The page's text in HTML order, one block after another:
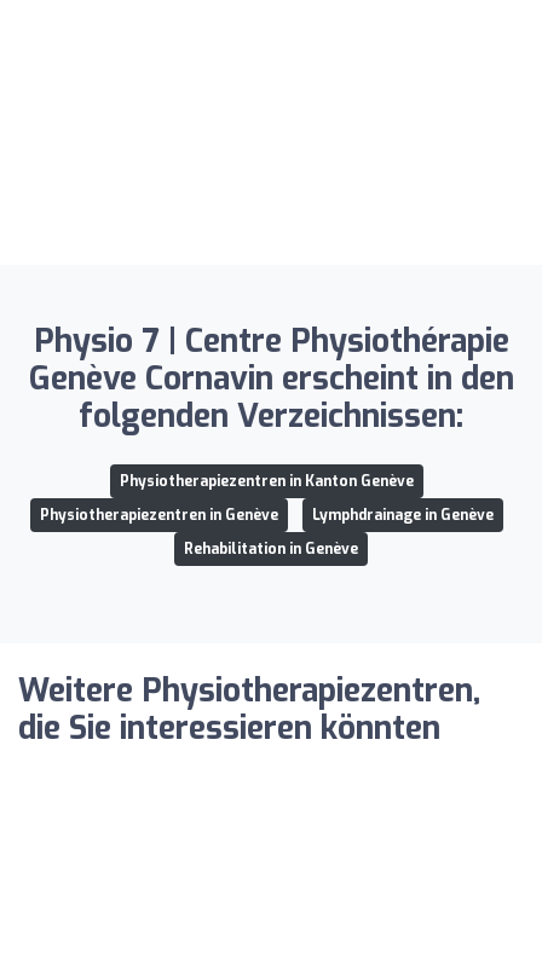
Physio 7 | Centre Physiothérapie
Genève Cornavin erscheint in den
folgenden Verzeichnissen:
Physiotherapiezentren in Kanton Genève
Physiotherapiezentren in Genève
Lymphdrainage in Genève
Rehabilitation in Genève
Weitere Physiotherapiezentren,
die Sie interessieren könnten